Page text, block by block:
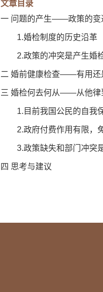
文章目录
一 问题的产生——政策的变
1.婚检制度的历史沿革
2.政策的冲突是产生婚检
二 婚前健康检查——有用还
三 婚检何去何从——从他律
1.目前我国公民的自我保
2.政府付费作用有限，免
3.政策缺失和部门冲突是
四 思考与建议